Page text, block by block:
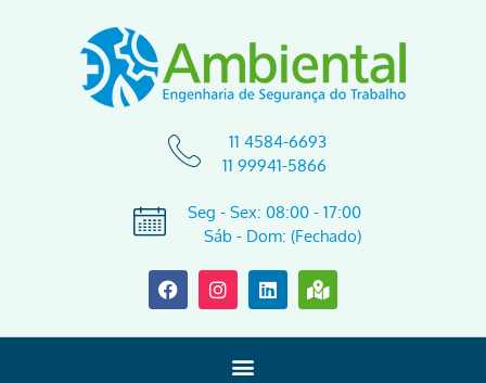
11 4584-6693
11 99941-5866
Seg - Sex: 08:00 - 17:00
Sáb - Dom: (Fechado)